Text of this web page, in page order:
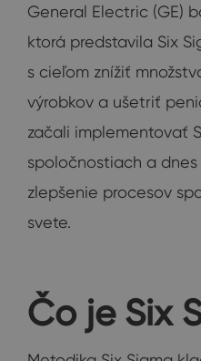
General Electric (GE)
ktorá predstavila Six
s cieľom znížiť
výrobkov a ušetriť
začali implementovať
spoločnostiach a
zlepšenie procesov
svete.
Čo je Six